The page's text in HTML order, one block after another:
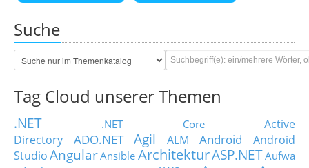
Suche
Tag Cloud unserer Themen
.NET .NET Core
Active
Directory
ADO.NET Agil ALM Android
Android
StudioAngularAnsible ArchitekturASP.NETAufwa